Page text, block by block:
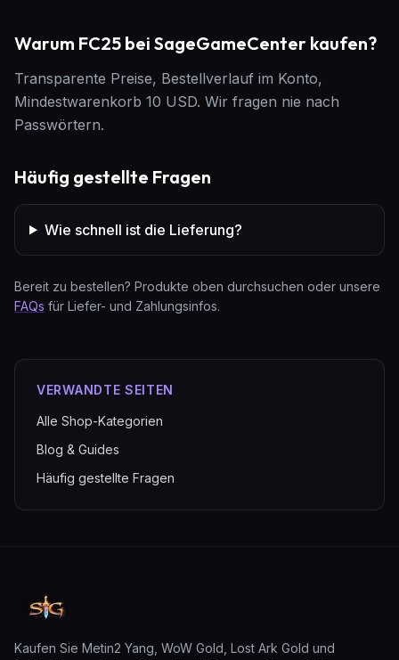
Warum FC25 bei SageGameCenter kaufen?
Transparente Preise, Bestellverlauf im Konto,
Mindestwarenkorb 10 USD. Wir fragen nie nach
Passwörtern.
Häufig gestellte Fragen
Wie schnell ist die Lieferung?
Bereit zu bestellen? Produkte oben durchsuchen oder unsere
FAQs für Liefer- und Zahlungsinfos.
VERWANDTE SEITEN
Alle Shop-Kategorien
Blog & Guides
Häufig gestellte Fragen
Kaufen Sie Metin2 Yang, WoW Gold, Lost Ark Gold und